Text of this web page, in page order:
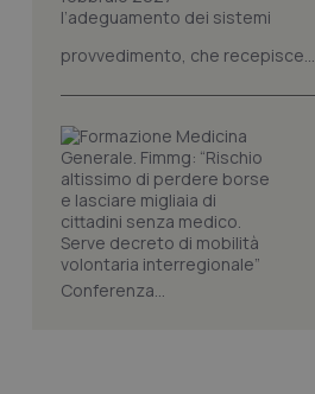
provvedimento, che recepisce...
Conferenza...